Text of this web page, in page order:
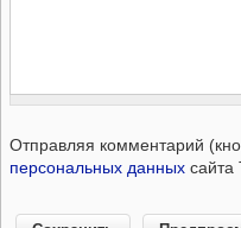
Отправляя комментарий
персональных данных сайта